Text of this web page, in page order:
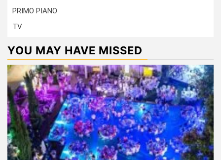
PRIMO PIANO
TV
YOU MAY HAVE MISSED